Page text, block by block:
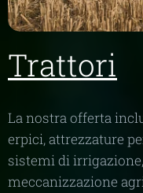
Trattori
La nostra offerta
erpici, attrezzature
sistemi di
meccanizzazione